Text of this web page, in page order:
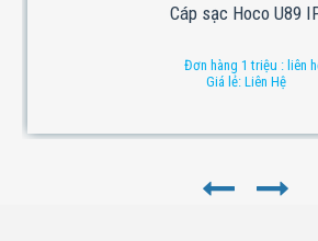
Cáp sạc Hoco U89
Đơn hàng 1 triệu : liên
Giá lẻ: Liên Hệ